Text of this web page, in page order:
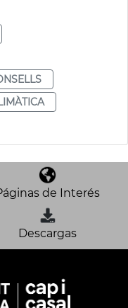
de Interés
Descargas